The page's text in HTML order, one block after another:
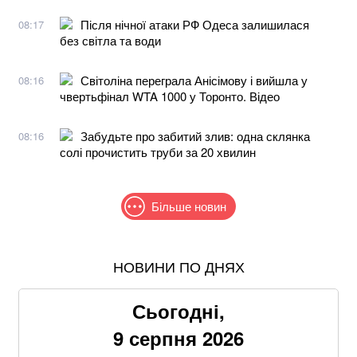
08:17
Після нічної атаки РФ Одеса залишилася
без світла та води
08:16
Світоліна переграла Анісімову і вийшла у
чвертьфінал WTA 1000 у Торонто. Відео
08:16
Забудьте про забитий злив: одна склянка
солі прочистить труби за 20 хвилин
Більше новин
Понад 9,2 млрд грн: що відомо про нову гучну
Абітурієнт заявив, що йому змінили результат НМТ:
перевірка виявила можливу підробку
НОВИНИ ПО ДНЯХ
Сьогодні,
9 серпня 2026